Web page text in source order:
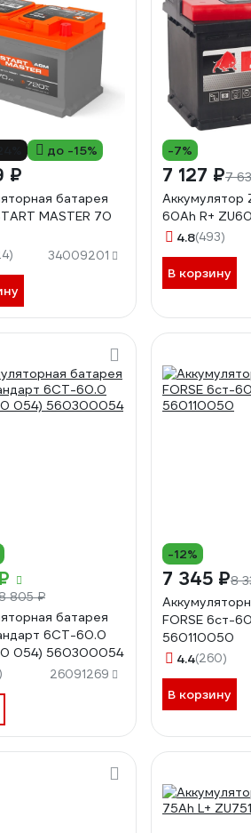
до -15%
₽
батарея
MASTER 70
34009201
-7%
7 127 ₽7
Аккумулятор
60Ah R+
4.8(493)
В корзину
805 ₽
батарея
6СТ-60.0
054) 560300054
26091269
-12%
7 345 ₽8
FORSE 6ст-
560110050
4.4(260)
В корзину